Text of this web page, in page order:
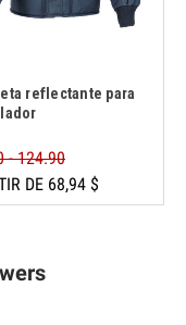
reflectante para
- 124.90
DE 68,94 $